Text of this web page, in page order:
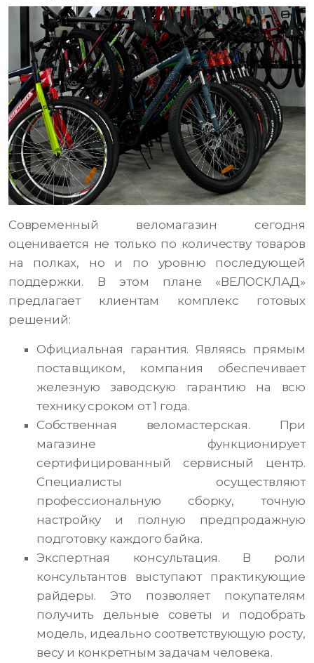
Современный веломагазин сегодня
оценивается не только по количеству товаров
на полках, но и по уровню последующей
поддержки. В этом плане «ВЕЛОСКЛАД»
предлагает клиентам комплекс готовых
решений:
Официальная гарантия. Являясь прямым
поставщиком, компания обеспечивает
железную заводскую гарантию на всю
технику сроком от 1 года.
Собственная веломастерская. При
магазине функционирует
сертифицированный сервисный центр.
Специалисты осуществляют
профессиональную сборку, точную
настройку и полную предпродажную
подготовку каждого байка.
Экспертная консультация. В роли
консультантов выступают практикующие
райдеры. Это позволяет покупателям
получить дельные советы и подобрать
модель, идеально соответствующую росту,
весу и конкретным задачам человека.